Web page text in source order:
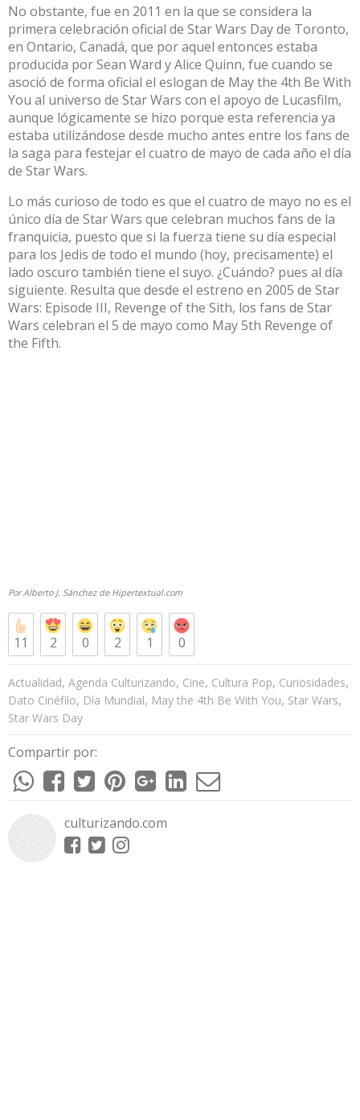
No obstante, fue en 2011 en la que se considera la
primera celebración oficial de Star Wars Day de Toronto,
en Ontario, Canadá, que por aquel entonces estaba
producida por Sean Ward y Alice Quinn, fue cuando se
asoció de forma oficial el eslogan de May the 4th Be With
You al universo de Star Wars con el apoyo de Lucasfilm,
aunque lógicamente se hizo porque esta referencia ya
estaba utilizándose desde mucho antes entre los fans de
la saga para festejar el cuatro de mayo de cada año el día
de Star Wars.
Lo más curioso de todo es que el cuatro de mayo no es el
único día de Star Wars que celebran muchos fans de la
franquicia, puesto que si la fuerza tiene su día especial
para los Jedis de todo el mundo (hoy, precisamente) el
lado oscuro también tiene el suyo. ¿Cuándo? pues al día
siguiente. Resulta que desde el estreno en 2005 de Star
Wars: Episode III, Revenge of the Sith, los fans de Star
Wars celebran el 5 de mayo como May 5th Revenge of
the Fifth.
Por Alberto J. Sánchez de Hipertextual.com
11 2 0 2 1 0
Actualidad, Agenda Culturizando, Cine, Cultura Pop, Curiosidades,
Dato Cinéfilo, Día Mundial, May the 4th Be With You, Star Wars,
Star Wars Day
Compartir por:
culturizando.com